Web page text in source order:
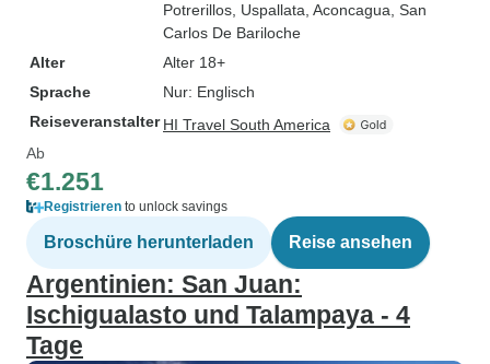
Potrerillos , Uspallata , Aconcagua , San
Carlos De Bariloche
Alter
Alter 18+
Sprache
Nur: Englisch
Reiseveranstalter HI Travel South America
Ab
€1.251
Registrieren to unlock savings
Broschüre herunterladen Reise ansehen
Argentinien: San Juan:
Ischigualasto und Talampaya - 4
Tage